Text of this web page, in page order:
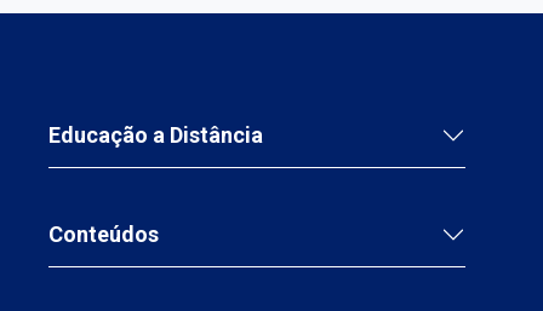
Educação a Distância
Conteúdos